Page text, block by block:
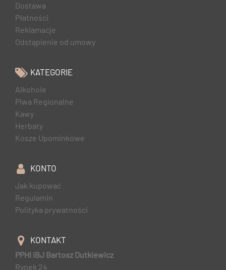
Dostawa
Płatności
Reklamacje
Odstąpienie od umowy
KATEGORIE
Alkohole
Piwa Regionalne
Kawy
Herbaty
Kosze Upominkowe
KONTO
Jak kupować
Regulamin
Polityka prywatności
KONTAKT
PPHI IBJ Bartosz Dutkiewicz
Rynek 24